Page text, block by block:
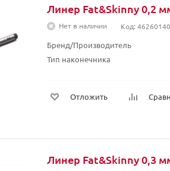
Линер Fat&Skinny 0,2
Нет в наличии Код:
Бренд/Производитель
Тип наконечника
Отложить
Линер Fat&Skinny 0,3